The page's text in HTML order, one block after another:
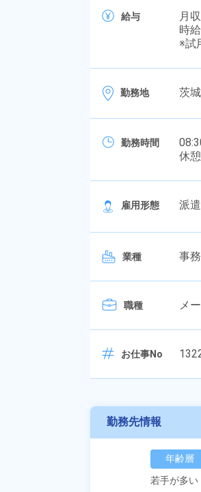
給与
月
時
※試
勤務地 茨
勤務時間
休
雇用形態 派
業種 事務
職種 メ
お仕事No
勤務先情報
年齢層
若手が多い